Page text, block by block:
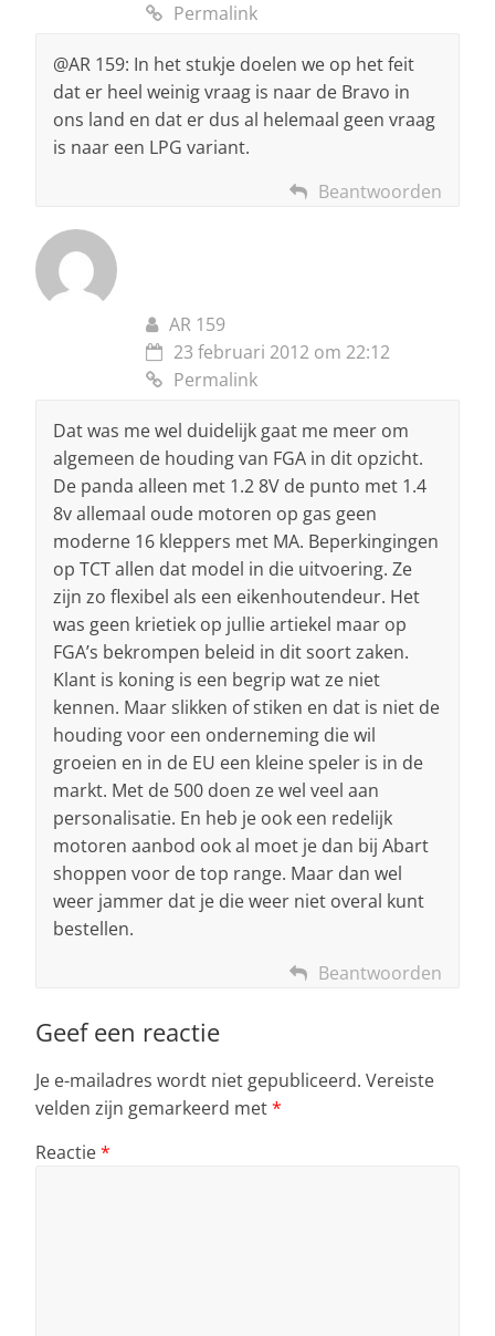
Permalink
@AR 159: In het stukje doelen we op het feit
dat er heel weinig vraag is naar de Bravo in
ons land en dat er dus al helemaal geen vraag
is naar een LPG variant.
Beantwoorden
AR 159
23 februari 2012 om 22:12
Permalink
Dat was me wel duidelijk gaat me meer om
algemeen de houding van FGA in dit opzicht.
De panda alleen met 1.2 8V de punto met 1.4
8v allemaal oude motoren op gas geen
moderne 16 kleppers met MA. Beperkingingen
op TCT allen dat model in die uitvoering. Ze
zijn zo flexibel als een eikenhoutendeur. Het
was geen krietiek op jullie artiekel maar op
FGA’s bekrompen beleid in dit soort zaken.
Klant is koning is een begrip wat ze niet
kennen. Maar slikken of stiken en dat is niet de
houding voor een onderneming die wil
groeien en in de EU een kleine speler is in de
markt. Met de 500 doen ze wel veel aan
personalisatie. En heb je ook een redelijk
motoren aanbod ook al moet je dan bij Abart
shoppen voor de top range. Maar dan wel
weer jammer dat je die weer niet overal kunt
bestellen.
Beantwoorden
Geef een reactie
Je e-mailadres wordt niet gepubliceerd. Vereiste
velden zijn gemarkeerd met*
Reactie*